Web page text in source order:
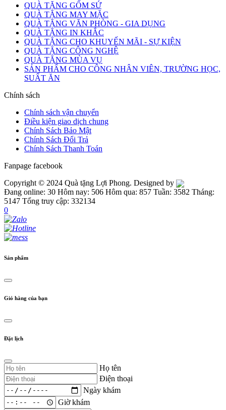
QUÀ TẶNG GỐM SỨ
QUÀ TẶNG MAY MẶC
QUÀ TẶNG VĂN PHÒNG - GIA DỤNG
QUÀ TẶNG IN KHẮC
QUÀ TẶNG CHO KHUYẾN MÃI - SỰ KIỆN
QUÀ TẶNG CÔNG NGHỆ
QUÀ TẶNG MÙA VỤ
SẢN PHẨM CHO CÔNG NHÂN VIÊN, TRƯỜNG HỌC,
SUẤT ĂN
Chính sách
Chính sách vận chuyển
Điều kiện giao dịch chung
Chính Sách Bảo Mật
Chính Sách Đổi Trả
Chính Sách Thanh Toán
Fanpage facebook
Copyright © 2024 Quà tặng Lợi Phong. Designed by
Đang online: 30 Hôm nay: 506 Hôm qua: 857 Tuần: 3582 Tháng:
5147 Tổng truy cập: 332134
0
Sản phẩm
Giỏ hàng của bạn
Đặt lịch
Họ tên
Điện thoại
Ngày khám
Giờ khám